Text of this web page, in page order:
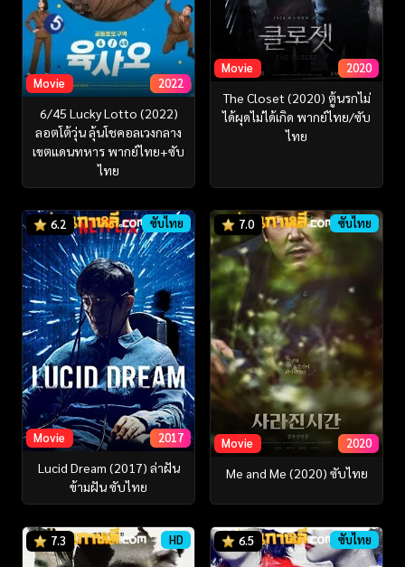
Movie 2022
6/45 Lucky Lotto (2022)
ลอตโต้วุ่น ลุ้นโชคอลเวงกลาง
เขตแดนทหาร พากย์ไทย+ซับ
ไทย
Movie 2020
The Closet (2020) ตู้นรกไม่
ได้ผุดไม่ได้เกิด พากย์ไทย/ซับ
ไทย
6.2 ซับไทย
Movie 2017
Lucid Dream (2017) ล่าฝัน
ข้ามฝัน ซับไทย
7.0 ซับไทย
Movie 2020
Me and Me (2020) ซับไทย
7.3 HD 6.5 ซับไทย